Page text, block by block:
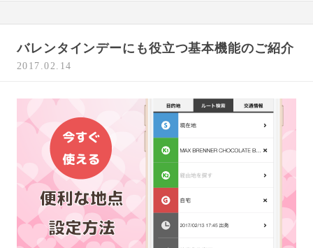
バレンタインデーにも役立つ基本機能のご紹介
2017.02.14